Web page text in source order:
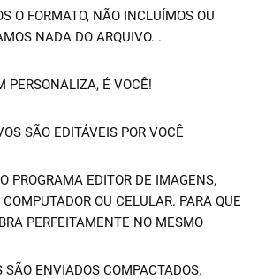
O FORMATO, NÃO INCLUÍMOS OU
NADA DO ARQUIVO. .
PERSONALIZA, É VOCÊ!
SÃO EDITÁVEIS POR VOCÊ
PROGRAMA EDITOR DE IMAGENS,
OU CELULAR. PARA QUE
PERFEITAMENTE NO MESMO
SÃO ENVIADOS COMPACTADOS.